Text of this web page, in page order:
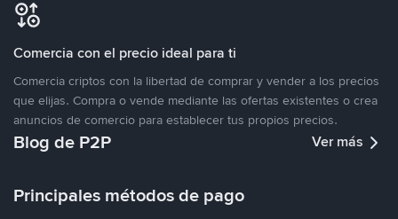
Comercia con el precio ideal para ti
Comercia criptos con la libertad de comprar y vender a los precios
que elijas. Compra o vende mediante las ofertas existentes o crea
anuncios de comercio para establecer tus propios precios.
Blog de P2P Ver más
Principales métodos de pago